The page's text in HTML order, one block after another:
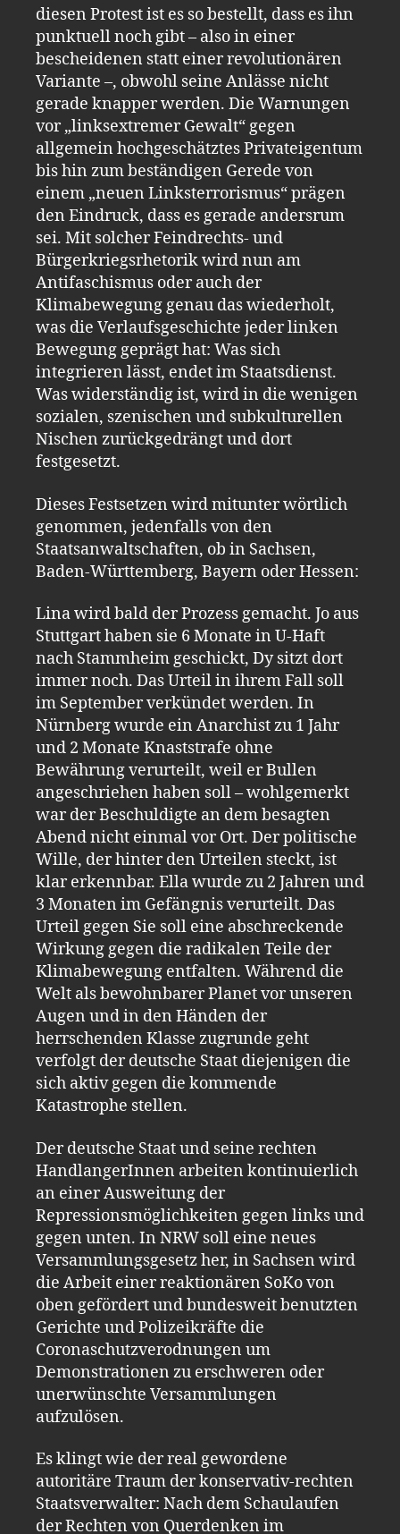
diesen Protest ist es so bestellt, dass es ihn
punktuell noch gibt – also in einer
bescheidenen statt einer revolutionären
Variante –, obwohl seine Anlässe nicht
gerade knapper werden. Die Warnungen
vor „linksextremer Gewalt“ gegen
allgemein hochgeschätztes Privateigentum
bis hin zum beständigen Gerede von
einem „neuen Linksterrorismus“ prägen
den Eindruck, dass es gerade andersrum
sei. Mit solcher Feindrechts- und
Bürgerkriegsrhetorik wird nun am
Antifaschismus oder auch der
Klimabewegung genau das wiederholt,
was die Verlaufsgeschichte jeder linken
Bewegung geprägt hat: Was sich
integrieren lässt, endet im Staatsdienst.
Was widerständig ist, wird in die wenigen
sozialen, szenischen und subkulturellen
Nischen zurückgedrängt und dort
festgesetzt.
Dieses Festsetzen wird mitunter wörtlich
genommen, jedenfalls von den
Staatsanwaltschaften, ob in Sachsen,
Baden-Württemberg, Bayern oder Hessen:
Lina wird bald der Prozess gemacht. Jo aus
Stuttgart haben sie 6 Monate in U-Haft
nach Stammheim geschickt, Dy sitzt dort
immer noch. Das Urteil in ihrem Fall soll
im September verkündet werden. In
Nürnberg wurde ein Anarchist zu 1 Jahr
und 2 Monate Knaststrafe ohne
Bewährung verurteilt, weil er Bullen
angeschriehen haben soll – wohlgemerkt
war der Beschuldigte an dem besagten
Abend nicht einmal vor Ort. Der politische
Wille, der hinter den Urteilen steckt, ist
klar erkennbar. Ella wurde zu 2 Jahren und
3 Monaten im Gefängnis verurteilt. Das
Urteil gegen Sie soll eine abschreckende
Wirkung gegen die radikalen Teile der
Klimabewegung entfalten. Während die
Welt als bewohnbarer Planet vor unseren
Augen und in den Händen der
herrschenden Klasse zugrunde geht
verfolgt der deutsche Staat diejenigen die
sich aktiv gegen die kommende
Katastrophe stellen.
Der deutsche Staat und seine rechten
HandlangerInnen arbeiten kontinuierlich
an einer Ausweitung der
Repressionsmöglichkeiten gegen links und
gegen unten. In NRW soll eine neues
Versammlungsgesetz her, in Sachsen wird
die Arbeit einer reaktionären SoKo von
oben gefördert und bundesweit benutzten
Gerichte und Polizeikräfte die
Coronaschutzverodnungen um
Demonstrationen zu erschweren oder
unerwünschte Versammlungen
aufzulösen.
Es klingt wie der real gewordene
autoritäre Traum der konservativ-rechten
Staatsverwalter: Nach dem Schaulaufen
der Rechten von Querdenken im